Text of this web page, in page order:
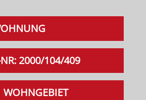
NR: 2000/104/409
WOHNGEBIET